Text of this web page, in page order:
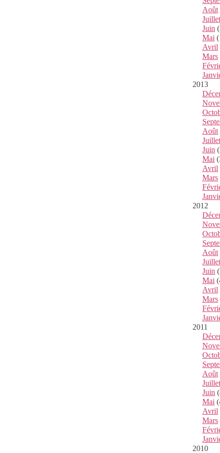
Août
Juillet
Juin
Mai
Avril
Mars
2013
Août
Juillet
Juin
Mai
Avril
Mars
2012
Août
Juillet
Juin
Mai
Avril
Mars
2011
Août
Juillet
Juin
Mai
Avril
Mars
2010